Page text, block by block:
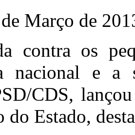
Março de
contra os
nacional e a
CDS,
do Estado,